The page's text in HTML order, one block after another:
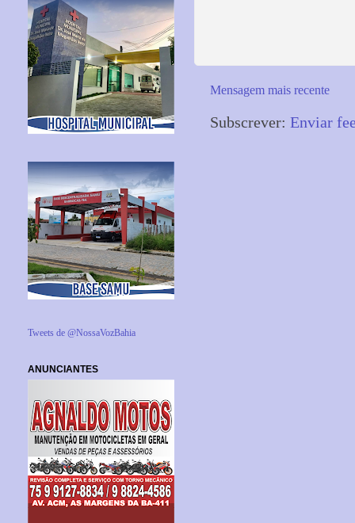
Mensagem mais recente
Subscrever: Enviar
Tweets de @NossaVozBahia
ANUNCIANTES